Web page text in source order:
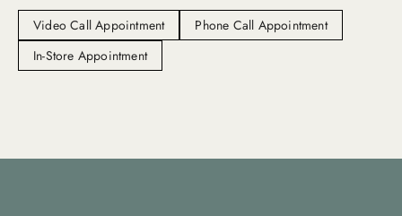
Video Call Appointment
Phone Call Appointment
In-Store Appointment